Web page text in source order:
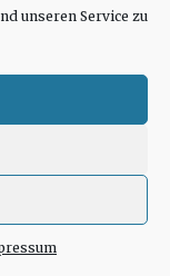
unseren Service zu
songtext/leo
„Various
songtext/leo
,